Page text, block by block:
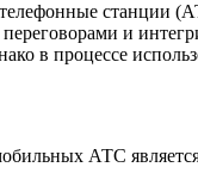
станции
и
в процессе
АТС является